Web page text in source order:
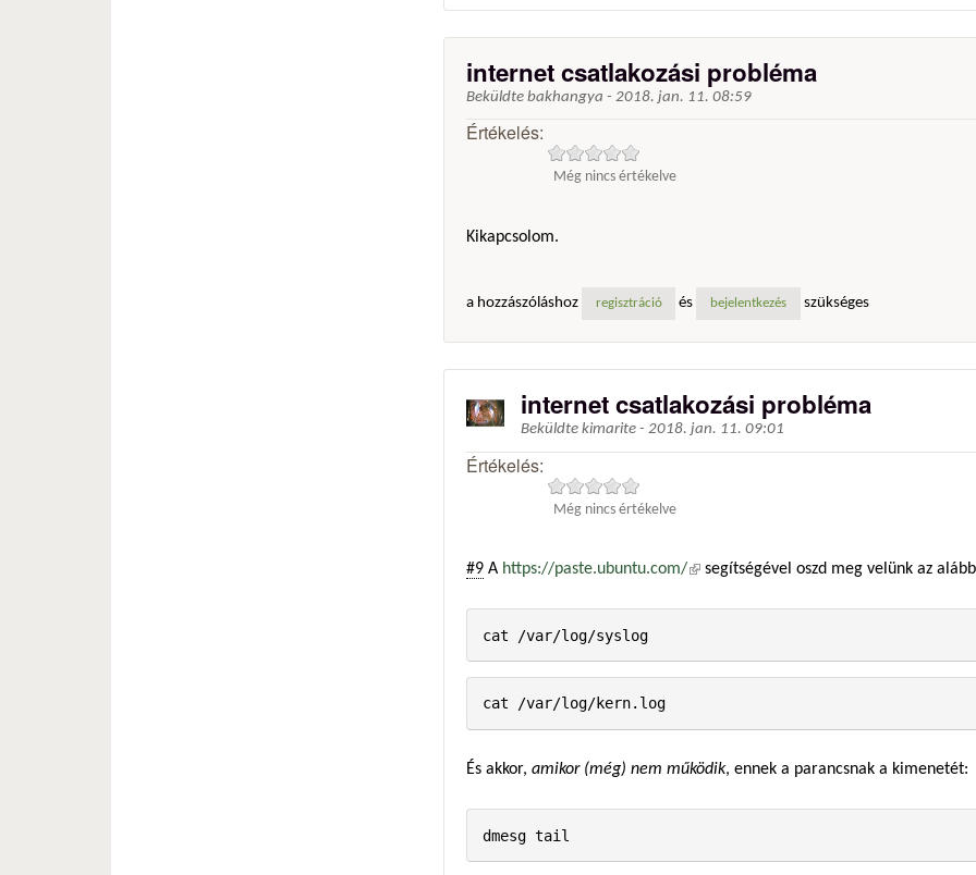
internet csatlakozási probléma
Beküldte bakhangya - 2018. jan. 11. 08:59
Értékelés:
Még nincs értékelve
Kikapcsolom.
a hozzászóláshoz regisztráció és bejelentkezés szükséges
internet csatlakozási probléma
Beküldte kimarite - 2018. jan. 11. 09:01
Értékelés:
Még nincs értékelve
#9 A https://paste.ubuntu.com/(külső hivatkozás)
segítségével oszd meg velünk az
cat /var/log/syslog
cat /var/log/kern.log
És akkor, amikor (még) nem működik, ennek a parancsnak a kimenetét: